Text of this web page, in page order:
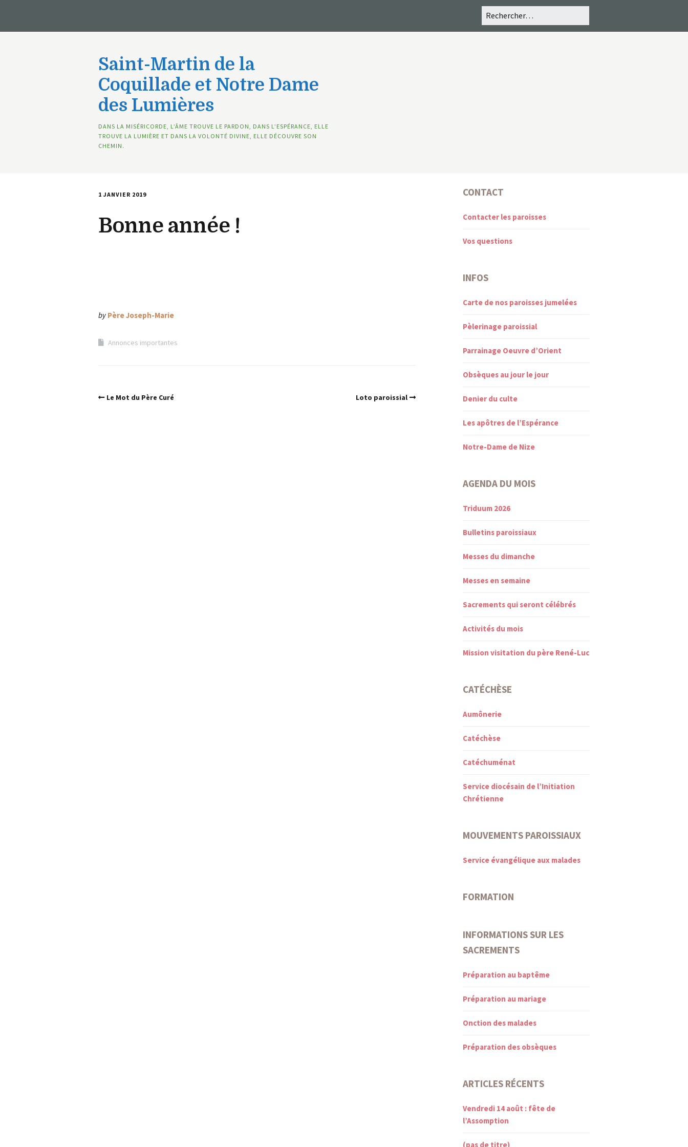
Saint-Martin de la
Coquillade et Notre Dame
des Lumières
DANS LA MISÉRICORDE, L’ÂME TROUVE LE PARDON, DANS L’ESPÉRANCE, ELLE
TROUVE LA LUMIÈRE ET DANS LA VOLONTÉ DIVINE, ELLE DÉCOUVRE SON
CHEMIN.
1 JANVIER 2019
Bonne année !
by Père Joseph-Marie
Annonces importantes
Le Mot du Père Curé Loto paroissial
CONTACT
Contacter les paroisses
Vos questions
INFOS
Carte de nos paroisses jumelées
Pèlerinage paroissial
Parrainage Oeuvre d’Orient
Obsèques au jour le jour
Denier du culte
Les apôtres de l’Espérance
Notre-Dame de Nize
AGENDA DU MOIS
Triduum 2026
Bulletins paroissiaux
Messes du dimanche
Messes en semaine
Sacrements qui seront célébrés
Activités du mois
Mission visitation du père René-Luc
CATÉCHÈSE
Aumônerie
Catéchèse
Catéchuménat
Service diocésain de l’Initiation
Chrétienne
MOUVEMENTS PAROISSIAUX
Service évangélique aux malades
FORMATION
INFORMATIONS SUR LES
SACREMENTS
Préparation au baptême
Préparation au mariage
Onction des malades
Préparation des obsèques
ARTICLES RÉCENTS
Vendredi 14 août : fête de
l’Assomption
(pas de titre)